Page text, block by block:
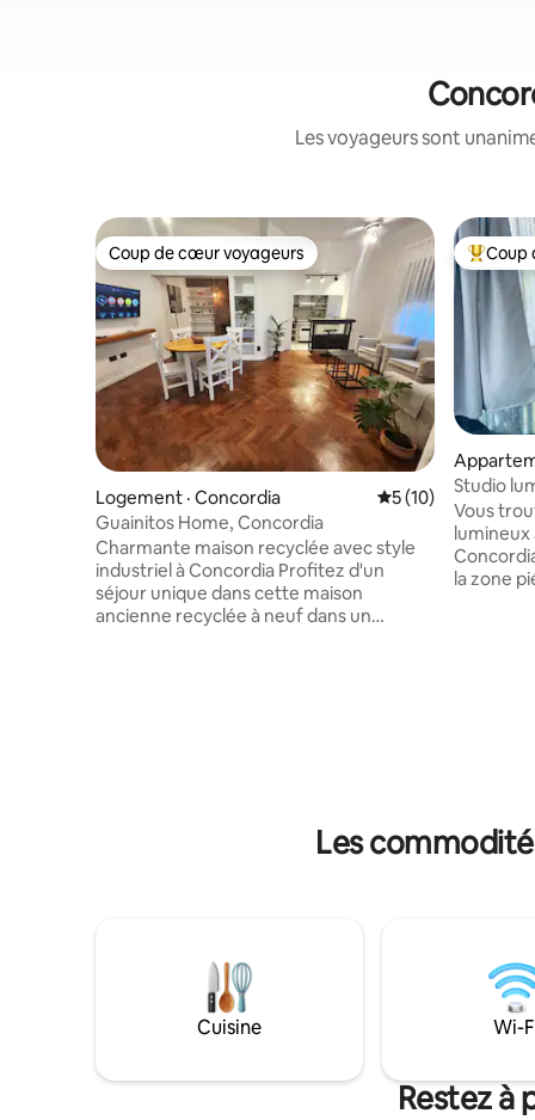
Les voyageurs sont
Coup de cœur voyageurs
Coup de cœur voyageurs
Logement · Concordia Note moyenne de
5 (10)
Guainitos Home, Concordia
Charmante maison recyclée avec style
industriel à Concordia Profitez d'un
séjour unique dans cette maison
ancienne recyclée à neuf dans un
style et un emplacement stratégique.
Coup
Coup
Studio
Sunny
Vous
la zone
Les
Cuisine Wi-
Restez à